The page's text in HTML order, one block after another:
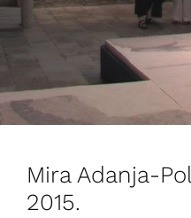
Mira Adanja-
2015.